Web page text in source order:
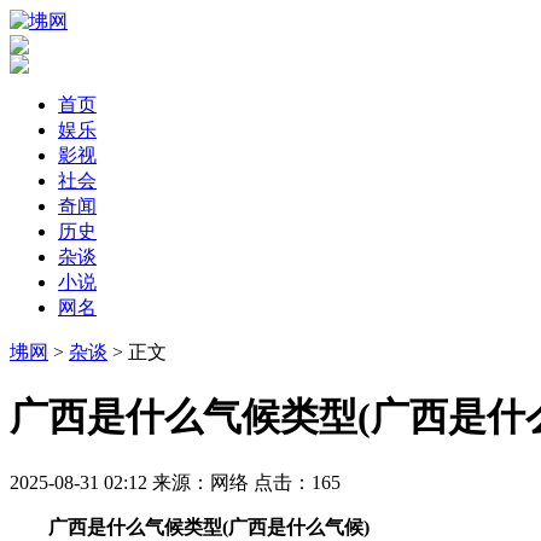
首页
娱乐
影视
社会
奇闻
历史
杂谈
小说
网名
坲网 > 杂谈 > 正文
广西是什么气候类型(广西是什
2025-08-31 02:12 来源：网络 点击： 165
广西是什么气候类型(广西是什么气候)